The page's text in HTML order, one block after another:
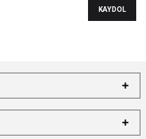
KAYDOL